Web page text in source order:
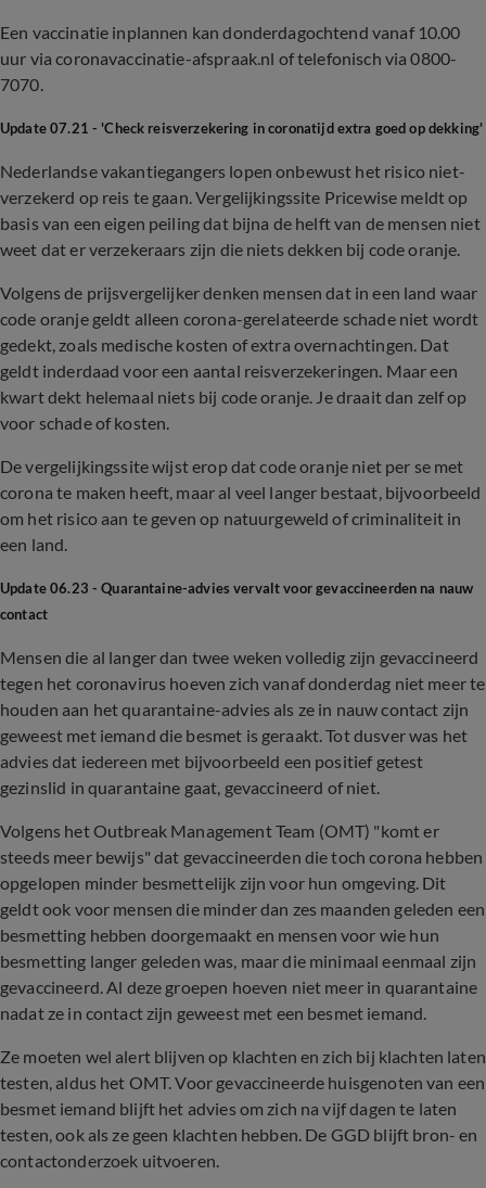
Een vaccinatie inplannen kan donderdagochtend vanaf 10.00
uur via coronavaccinatie-afspraak.nl of telefonisch via 0800-
7070.
Update 07.21 - 'Check reisverzekering in coronatijd extra goed op dekking'
Nederlandse vakantiegangers lopen onbewust het risico niet-
verzekerd op reis te gaan. Vergelijkingssite Pricewise meldt op
basis van een eigen peiling dat bijna de helft van de mensen niet
weet dat er verzekeraars zijn die niets dekken bij code oranje.
Volgens de prijsvergelijker denken mensen dat in een land waar
code oranje geldt alleen corona-gerelateerde schade niet wordt
gedekt, zoals medische kosten of extra overnachtingen. Dat
geldt inderdaad voor een aantal reisverzekeringen. Maar een
kwart dekt helemaal niets bij code oranje. Je draait dan zelf op
voor schade of kosten.
De vergelijkingssite wijst erop dat code oranje niet per se met
corona te maken heeft, maar al veel langer bestaat, bijvoorbeeld
om het risico aan te geven op natuurgeweld of criminaliteit in
een land.
Update 06.23 - Quarantaine-advies vervalt voor gevaccineerden na nauw
contact
Mensen die al langer dan twee weken volledig zijn gevaccineerd
tegen het coronavirus hoeven zich vanaf donderdag niet meer te
houden aan het quarantaine-advies als ze in nauw contact zijn
geweest met iemand die besmet is geraakt. Tot dusver was het
advies dat iedereen met bijvoorbeeld een positief getest
gezinslid in quarantaine gaat, gevaccineerd of niet.
Volgens het Outbreak Management Team (OMT) "komt er
steeds meer bewijs" dat gevaccineerden die toch corona hebben
opgelopen minder besmettelijk zijn voor hun omgeving. Dit
geldt ook voor mensen die minder dan zes maanden geleden een
besmetting hebben doorgemaakt en mensen voor wie hun
besmetting langer geleden was, maar die minimaal eenmaal zijn
gevaccineerd. Al deze groepen hoeven niet meer in quarantaine
nadat ze in contact zijn geweest met een besmet iemand.
Ze moeten wel alert blijven op klachten en zich bij klachten laten
testen, aldus het OMT. Voor gevaccineerde huisgenoten van een
besmet iemand blijft het advies om zich na vijf dagen te laten
testen, ook als ze geen klachten hebben. De GGD blijft bron- en
contactonderzoek uitvoeren.